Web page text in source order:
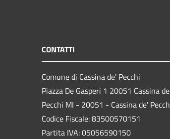
CONTATTI
Comune di Cassina de' Pecchi
Piazza De Gasperi 1 20051 Cassina
Pecchi MI - 20051 - Cassina de'
Codice Fiscale: 83500570151
Partita IVA: 05056590150